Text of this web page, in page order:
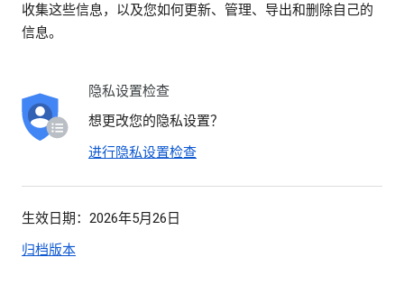
收集这些信息，以及您如何更新、管理、导出和删除自己的
信息。
隐私设置检查
想更改您的隐私设置？
进行隐私设置检查
生效日期：2026年5月26日
归档版本